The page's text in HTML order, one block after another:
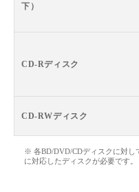
下）
CD-Rディスク
CD-RWディスク
※ 各BD/DVD/CDディスクに対し
に対応したディスクが必要です。